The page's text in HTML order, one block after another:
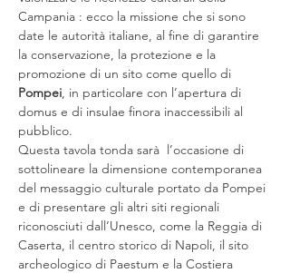
Campania : ecco la missione che si sono
date le autorità italiane, al fine di garantire
la conservazione, la protezione e la
promozione di un sito come quello di
Pompei, in particolare con l’apertura di
domus e di insulae finora inaccessibili al
pubblico.
Questa tavola tonda sarà  l’occasione di
sottolineare la dimensione contemporanea
del messaggio culturale portato da Pompei
e di presentare gli altri siti regionali
riconosciuti dall’Unesco, come la Reggia di
Caserta, il centro storico di Napoli, il sito
archeologico di Paestum e la Costiera